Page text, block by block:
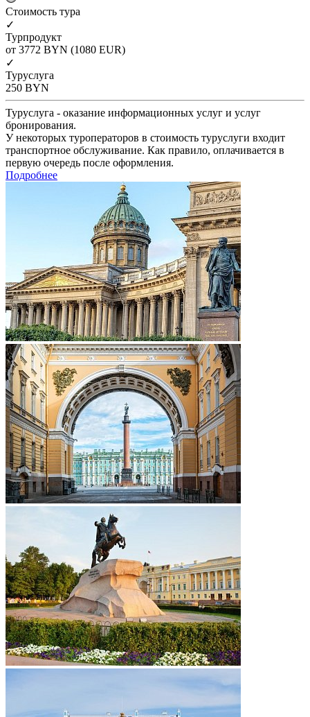
Cтоимость тура
✓
Турпродукт
от 3772 BYN (1080 EUR)
✓
Туруслуга
250 BYN
Туруслуга - оказание информационных услуг и услуг
бронирования.
У некоторых туроператоров в стоимость туруслуги входит
транспортное обслуживание. Как правило, оплачивается в
первую очередь после оформления.
Подробнее